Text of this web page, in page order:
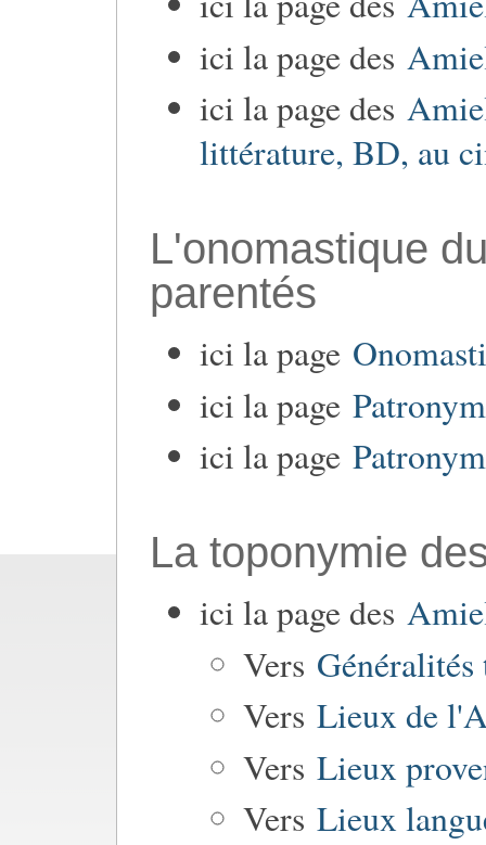
ici la page des
ici la page des
littérature, BD, au
L'onomastique
parentés
ici la page
ici la page
ici la page
La toponymie
ici la page des
Vers
Vers Lieux de
Vers Lieux
Vers Lieux